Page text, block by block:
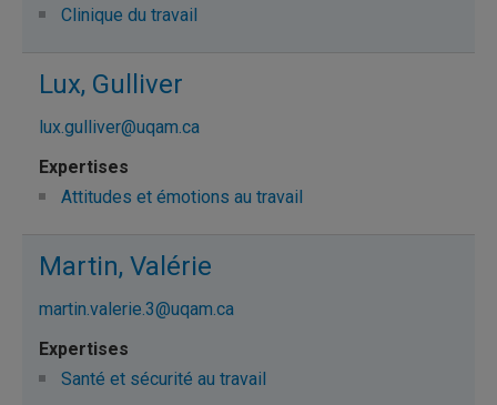
Clinique du travail
Lux, Gulliver
lux.gulliver@uqam.ca
Attitudes et émotions au travail
Martin, Valérie
martin.valerie.3@uqam.ca
Santé et sécurité au travail